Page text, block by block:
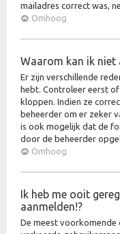
mailadres correct was,
Omhoog
Waarom kan ik niet
Er zijn verschillende
hebt. Controleer eerst
kloppen. Indien ze
beheerder om er zeker
is ook mogelijk dat de
door de beheerder
Omhoog
Ik heb me ooit
aanmelden!?
De meest voorkomende